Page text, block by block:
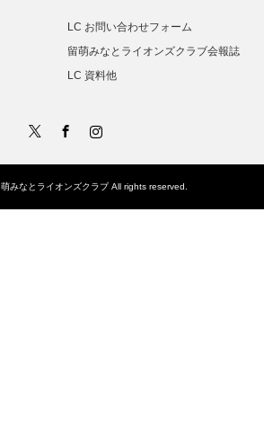
LC お問い合わせフォーム
留萌みなとライオンズクラブ会報誌
LC 資料他
みなとライオンズクラブ All rights reserved.